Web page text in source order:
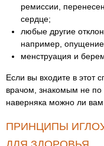
ремиссии,
сердце;
любые другие
например,
менструация и
Если вы входите в этот
врачом, знакомым не по
наверняка можно ли вам
ПРИНЦИПЫ